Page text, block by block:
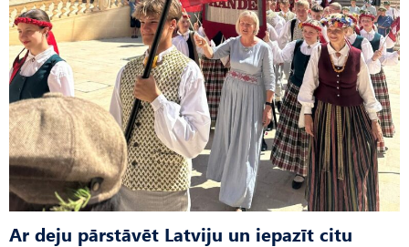
Ar deju pārstāvēt Latviju un iepazīt citu